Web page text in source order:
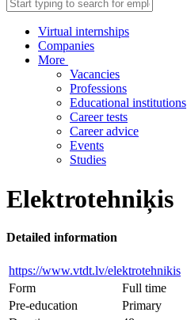
Virtual internships
Companies
More
Vacancies
Professions
Educational institutions
Career tests
Career advice
Events
Studies
Elektrotehniķis
Detailed information
https://www.vtdt.lv/elektrotehnikis
Form
Full time
Pre-education
Primary